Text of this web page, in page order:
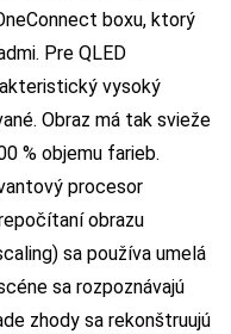
boxu, ktorý
Pre QLED
vysoký
Obraz má tak svieže
% objemu farieb.
procesor
obrazu
sa používa umelá
sa rozpoznávajú
zhody sa rekonštruujú